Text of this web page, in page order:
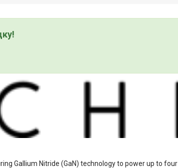
Gallium Nitride (GaN) technology to power up to four